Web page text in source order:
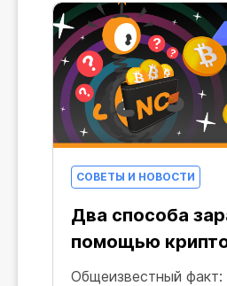
СОВЕТЫ И НОВОСТИ
Два способа
помощью
Общеизвестный факт: